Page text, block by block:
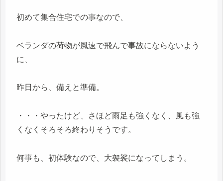
初めて集合住宅での事なので、
ベランダの荷物が風速で飛んで事故にならないよう
に、
昨日から、備えと準備。
・・・やったけど、さほど雨足も強くなく、風も強
くなくそろそろ終わりそうです。
何事も、初体験なので、大袈裟になってしまう。